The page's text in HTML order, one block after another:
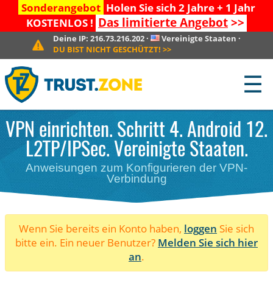
Sonderangebot Holen Sie sich 2 Jahre + 1 Jahr
KOSTENLOS ! Das limitierte Angebot>>
Deine IP: 216.73.216.202· Vereinigte Staaten ·
DU BIST NICHT GESCHÜTZT! >>
☰
VPN einrichten. Schritt 4. Android 12.
L2TP/IPSec. Vereinigte Staaten.
Anweisungen zum Konfigurieren der VPN-
Verbindung
Wenn Sie bereits ein Konto haben, loggen Sie sich
bitte ein. Ein neuer Benutzer? Melden Sie sich hier
an.